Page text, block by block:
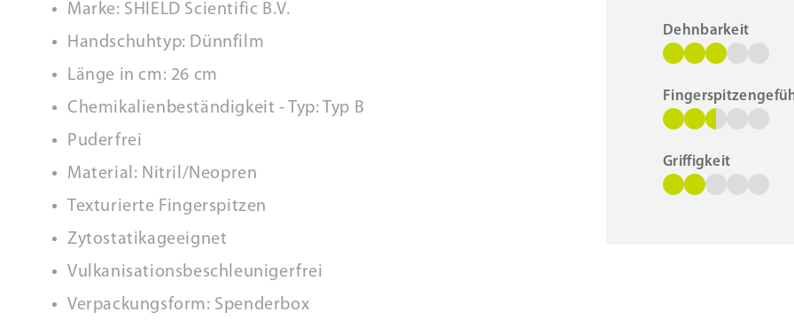
Marke: SHIELD Scientific B.V.
Handschuhtyp: Dünnfilm
Länge in cm: 26 cm
Chemikalienbeständigkeit - Typ: Typ B
Puderfrei
Material: Nitril/Neopren
Texturierte Fingerspitzen
Zytostatikageeignet
Vulkanisationsbeschleunigerfrei
Verpackungsform: Spenderbox
Dehnbarkeit
Griffigkeit